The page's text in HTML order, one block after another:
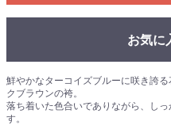
お気に
鮮やかなターコイズブルーに咲き誇
クブラウンの袴。
落ち着いた色合いでありながら、し
す。